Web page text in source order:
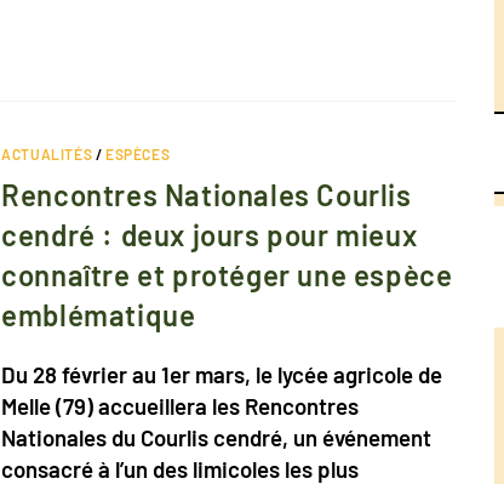
ACTUALITÉS /ESPÈCES
Rencontres Nationales Courlis
cendré : deux jours pour mieux
connaître et protéger une espèce
emblématique
Du 28 février au 1er mars, le lycée agricole de
Melle (79) accueillera les Rencontres
Nationales du Courlis cendré, un événement
consacré à l’un des limicoles les plus